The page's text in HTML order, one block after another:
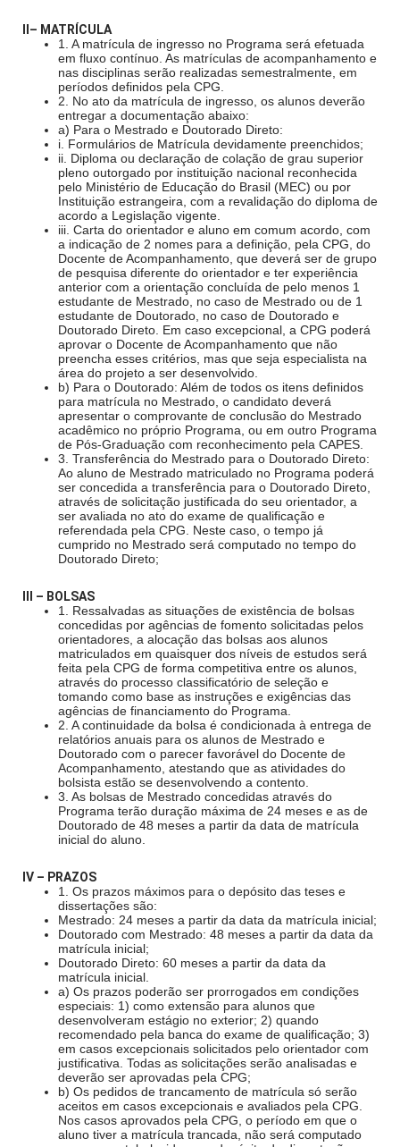
II– MATRÍCULA
1. A matrícula de ingresso no Programa será efetuada
em fluxo contínuo. As matrículas de acompanhamento e
nas disciplinas serão realizadas semestralmente, em
períodos definidos pela CPG.
2. No ato da matrícula de ingresso, os alunos deverão
entregar a documentação abaixo:
a) Para o Mestrado e Doutorado Direto:
i. Formulários de Matrícula devidamente preenchidos;
ii. Diploma ou declaração de colação de grau superior
pleno outorgado por instituição nacional reconhecida
pelo Ministério de Educação do Brasil (MEC) ou por
Instituição estrangeira, com a revalidação do diploma de
acordo a Legislação vigente.
iii. Carta do orientador e aluno em comum acordo, com
a indicação de 2 nomes para a definição, pela CPG, do
Docente de Acompanhamento, que deverá ser de grupo
de pesquisa diferente do orientador e ter experiência
anterior com a orientação concluída de pelo menos 1
estudante de Mestrado, no caso de Mestrado ou de 1
estudante de Doutorado, no caso de Doutorado e
Doutorado Direto. Em caso excepcional, a CPG poderá
aprovar o Docente de Acompanhamento que não
preencha esses critérios, mas que seja especialista na
área do projeto a ser desenvolvido.
b) Para o Doutorado: Além de todos os itens definidos
para matrícula no Mestrado, o candidato deverá
apresentar o comprovante de conclusão do Mestrado
acadêmico no próprio Programa, ou em outro Programa
de Pós-Graduação com reconhecimento pela CAPES.
3. Transferência do Mestrado para o Doutorado Direto:
Ao aluno de Mestrado matriculado no Programa poderá
ser concedida a transferência para o Doutorado Direto,
através de solicitação justificada do seu orientador, a
ser avaliada no ato do exame de qualificação e
referendada pela CPG. Neste caso, o tempo já
cumprido no Mestrado será computado no tempo do
Doutorado Direto;
III – BOLSAS
1. Ressalvadas as situações de existência de bolsas
concedidas por agências de fomento solicitadas pelos
orientadores, a alocação das bolsas aos alunos
matriculados em quaisquer dos níveis de estudos será
feita pela CPG de forma competitiva entre os alunos,
através do processo classificatório de seleção e
tomando como base as instruções e exigências das
agências de financiamento do Programa.
2. A continuidade da bolsa é condicionada à entrega de
relatórios anuais para os alunos de Mestrado e
Doutorado com o parecer favorável do Docente de
Acompanhamento, atestando que as atividades do
bolsista estão se desenvolvendo a contento.
3. As bolsas de Mestrado concedidas através do
Programa terão duração máxima de 24 meses e as de
Doutorado de 48 meses a partir da data de matrícula
inicial do aluno.
IV – PRAZOS
1. Os prazos máximos para o depósito das teses e
dissertações são:
Mestrado: 24 meses a partir da data da matrícula inicial;
Doutorado com Mestrado: 48 meses a partir da data da
matrícula inicial;
Doutorado Direto: 60 meses a partir da data da
matrícula inicial.
a) Os prazos poderão ser prorrogados em condições
especiais: 1) como extensão para alunos que
desenvolveram estágio no exterior; 2) quando
recomendado pela banca do exame de qualificação; 3)
em casos excepcionais solicitados pelo orientador com
justificativa. Todas as solicitações serão analisadas e
deverão ser aprovadas pela CPG;
b) Os pedidos de trancamento de matrícula só serão
aceitos em casos excepcionais e avaliados pela CPG.
Nos casos aprovados pela CPG, o período em que o
aluno tiver a matrícula trancada, não será computado